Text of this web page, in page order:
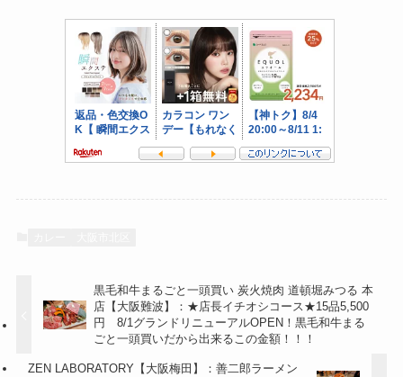
黒毛和牛まるごと一頭買い 炭火焼肉 道頓堀みつる 本
店【大阪難波】：★店長イチオシコース★15品5,500
円 8/1グランドリニューアルOPEN！黒毛和牛まる
ごと一頭買いだから出来るこの金額！！！
ZEN LABORATORY【大阪梅田】：善二郎ラーメン